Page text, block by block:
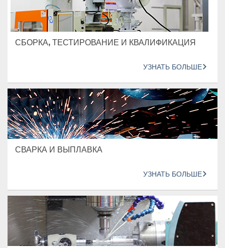
СБОРКА, ТЕСТИРОВАНИЕ И КВАЛИФИКАЦИЯ
УЗНАТЬ БОЛЬШЕ
СВАРКА И ВЫПЛАВКА
УЗНАТЬ БОЛЬШЕ